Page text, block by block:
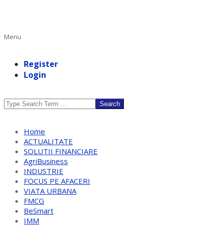
Primary
Menu
Register
Login
Search
Home
ACTUALITATE
SOLUTII FINANCIARE
AgriBusiness
INDUSTRIE
FOCUS PE AFACERI
VIATA URBANA
FMCG
BeSmart
IMM